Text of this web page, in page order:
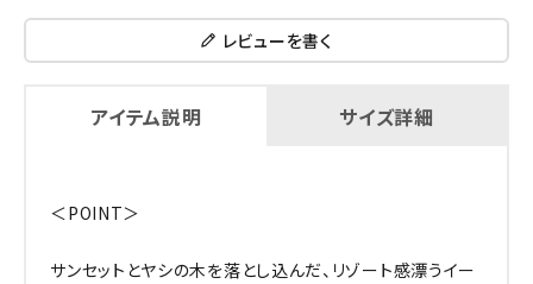
レビューを書く
アイテム説明 サイズ詳細
＜POINT＞
サンセットとヤシの木を落とし込んだ、リゾート感漂うイー